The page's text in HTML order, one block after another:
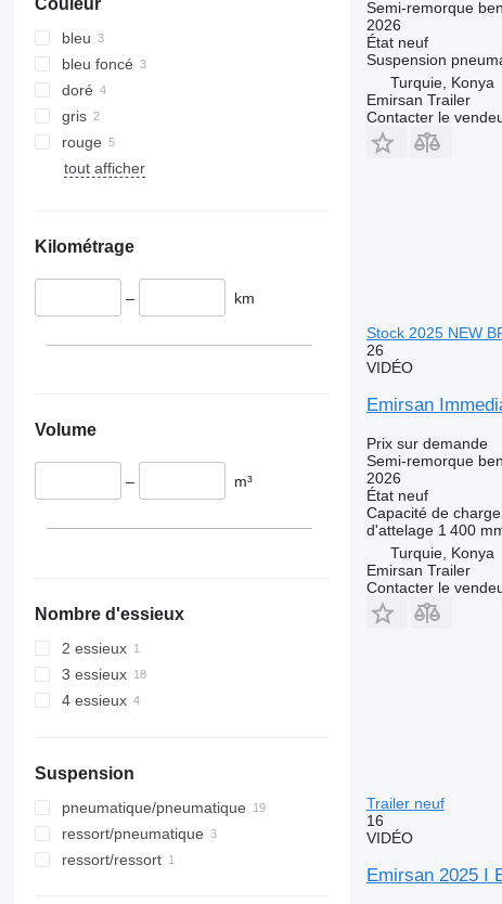
bleu
bleu foncé
doré
gris
rouge
tout afficher
Kilométrage
– km
Volume
– m³
Nombre d'essieux
2 essieux
3 essieux
4 essieux
Suspension
pneumatique/pneumatique
ressort/pneumatique
ressort/ressort
Semi-remorque
2026
Étatneuf
Suspension
Turquie, Konya
Emirsan Trailer
Contacter le
Stock 2025 NEW
26
VIDÉO
Emirsan
Prix sur demande
Semi-remorque
2026
Étatneuf
Capacité de charge
d'attelage 1 400
Turquie, Konya
Emirsan Trailer
Contacter le
Trailer neuf
16
VIDÉO
Emirsan 2025 I